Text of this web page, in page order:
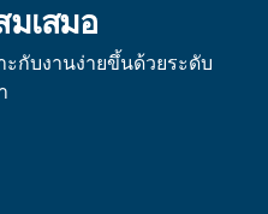
มเสมอ
กับงานง่ายขึ้นด้วยระดับ